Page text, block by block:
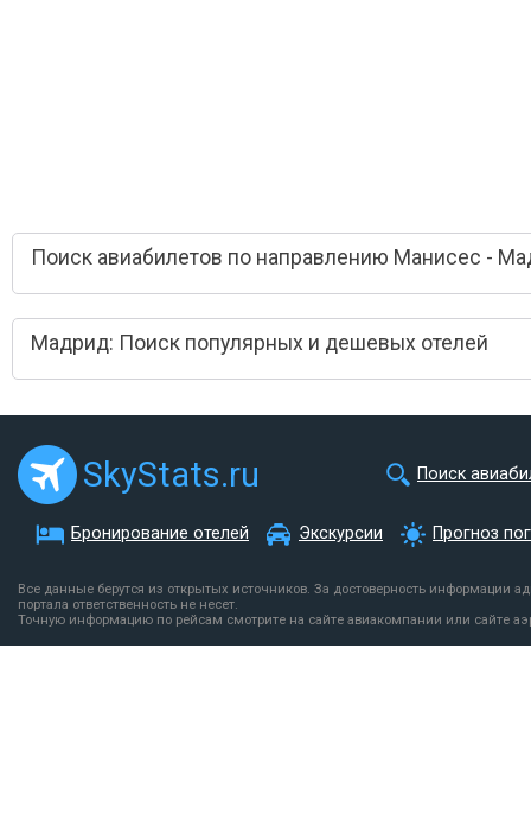
Поиск авиабилетов по направлению Манисес -
Мадрид: Поиск популярных и дешевых отелей
SkyStats.ru Поиск
Бронирование отелей Экскурсии Прогноз
Все данные берутся из открытых источников. За достоверность информации
портала ответственность не несет.
Точную информацию по рейсам смотрите на сайте авиакомпании или сайте